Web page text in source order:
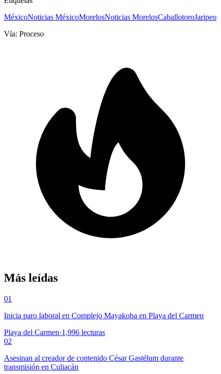
MéxicoNoticias MéxicoMorelosNoticias MorelosCaballotoroJaripeo
Vía: Proceso
Más leídas
01
Inicia paro laboral en Complejo Mayakoba en Playa del Carmen
Playa del Carmen·1,996 lecturas
02
Asesinan al creador de contenido César Gastélum durante
transmisión en Culiacán